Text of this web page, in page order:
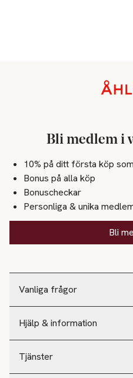
Vanliga frågor
Hjälp & information
Tjänster
Bli medlem i
10% på ditt första köp
Bonus på alla köp
Bonuscheckar
Personliga & unika
Bli